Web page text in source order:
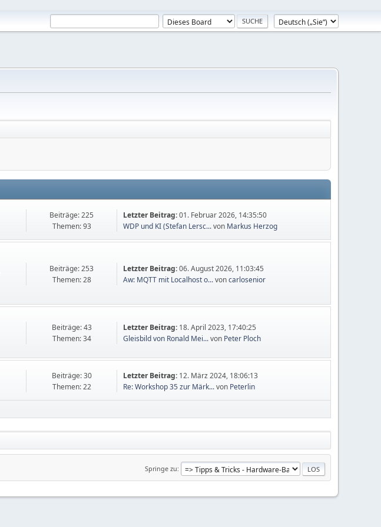
Beiträge: 225
Themen: 93
Letzter Beitrag:01. Februar 2026, 14:35:50
WDP und KI (Stefan Lersc...von Markus Herzog
Beiträge: 253
Themen: 28
Letzter Beitrag:06. August 2026, 11:03:45
Aw: MQTT mit Localhost o...voncarlosenior
Beiträge: 43
Themen: 34
Letzter Beitrag: 18. April 2023, 17:40:25
Gleisbild von Ronald Mei...von Peter Ploch
Beiträge: 30
Themen: 22
Letzter Beitrag: 12. März 2024, 18:06:13
Re: Workshop 35 zur Märk...von Peterlin
Springe zu